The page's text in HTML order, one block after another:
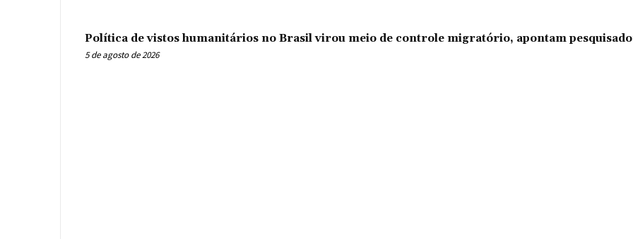
Política de vistos humanitários no Brasil virou meio de controle migratório, apontam
5 de agosto de 2026